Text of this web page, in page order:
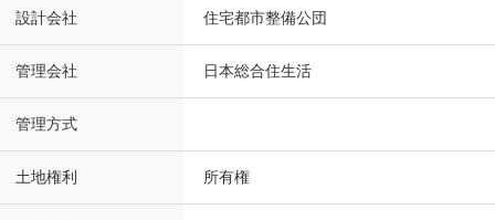
設計会社 住宅都市整備公団
管理会社 日本総合住生活
管理方式
土地権利 所有権